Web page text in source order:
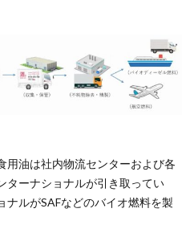
用油は社内物流センターおよび各
ターナショナルが引き取ってい
ナルがSAFなどのバイオ燃料を製